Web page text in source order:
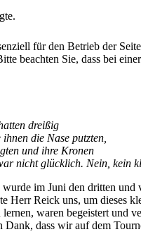
dreißig
die Nase putzten,
und ihre Kronen
nicht glücklich. Nein, kein
im Juni den dritten
Herr Reick uns, um dieses
waren begeistert
dass wir auf dem
für den Betrieb der
beachten Sie, dass bei